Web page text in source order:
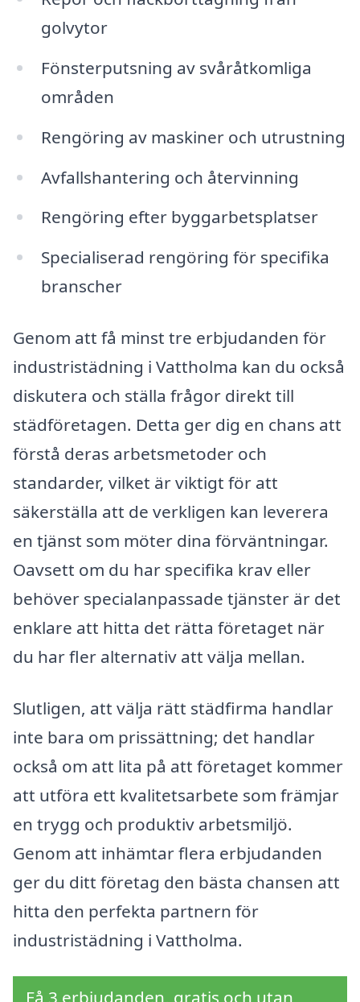
golvytor
Fönsterputsning av svåråtkomliga
områden
Rengöring av maskiner och utrustning
Avfallshantering och återvinning
Rengöring efter byggarbetsplatser
Specialiserad rengöring för specifika
branscher
Genom att få minst tre erbjudanden för
industristädning i Vattholma kan du också
diskutera och ställa frågor direkt till
städföretagen. Detta ger dig en chans att
förstå deras arbetsmetoder och
standarder, vilket är viktigt för att
säkerställa att de verkligen kan leverera
en tjänst som möter dina förväntningar.
Oavsett om du har specifika krav eller
behöver specialanpassade tjänster är det
enklare att hitta det rätta företaget när
du har fler alternativ att välja mellan.
Slutligen, att välja rätt städfirma handlar
inte bara om prissättning; det handlar
också om att lita på att företaget kommer
att utföra ett kvalitetsarbete som främjar
en trygg och produktiv arbetsmiljö.
Genom att inhämtar flera erbjudanden
ger du ditt företag den bästa chansen att
hitta den perfekta partnern för
industristädning i Vattholma.